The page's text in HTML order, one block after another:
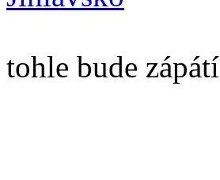
tohle bude zápátí